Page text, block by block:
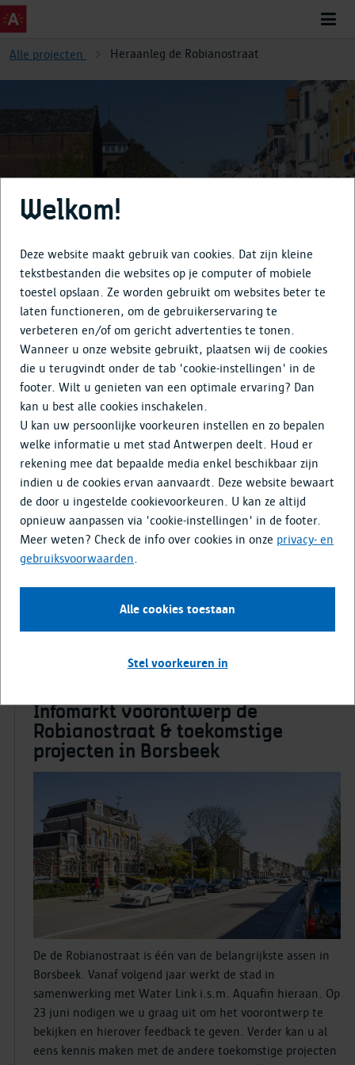
Alle projecten Heraanleg de Robianostraat
Heraanleg de Robianostraat
Over
Tijdlijn
Doe mee
Media & Nieuws
23 juni 2026
Infopanelen infomarkt voorontwerp
Robianostraat
Op 23 juni vond de infomarkt plaats naar aanleiding van
het voorontwerp voor de Robianostraat. Hier kan u de
posters terugvinden die werden tentoongesteld op de
Infopanelen Robianostraat
Infomarkt voorontwerp de
Robianostraat & toekomstige
projecten in Borsbeek
De de Robianostraat is één van de belangrijkste assen in
Borsbeek. Vanaf volgend jaar werkt de stad in
samenwerking met Water Link i.s.m. Aquafin hieraan. Op
23 juni nodigen we u graag uit om het voorontwerp te
bekijken en hierover feedback te geven. Verder kan u al
eens kennis maken met de andere toekomstige projecten
Welkom!
Deze website maakt gebruik van cookies. Dat zijn kleine
tekstbestanden die websites op je computer of mobiele
toestel opslaan. Ze worden gebruikt om websites beter te
laten functioneren, om de gebruikerservaring te
verbeteren en/of om gericht advertenties te tonen.
Wanneer u onze website gebruikt, plaatsen wij de cookies
die u terugvindt onder de tab 'cookie-instellingen' in de
footer. Wilt u genieten van een optimale ervaring? Dan
kan u best alle cookies inschakelen.
U kan uw persoonlijke voorkeuren instellen en zo bepalen
welke informatie u met stad Antwerpen deelt. Houd er
rekening mee dat bepaalde media enkel beschikbaar zijn
indien u de cookies ervan aanvaardt. Deze website bewaart
de door u ingestelde cookievoorkeuren. U kan ze altijd
opnieuw aanpassen via 'cookie-instellingen' in de footer.
Meer weten? Check de info over cookies in onze privacy- en
gebruiksvoorwaarden.
Alle cookies toestaan
Stel voorkeuren in